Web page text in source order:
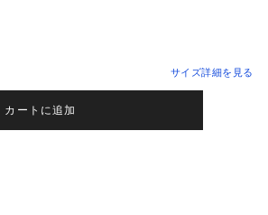
サイズ詳細を見る
カートに追加